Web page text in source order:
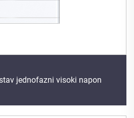
jednofazni visoki napon